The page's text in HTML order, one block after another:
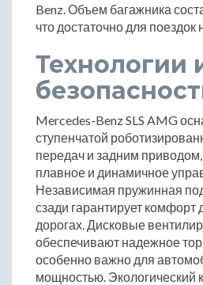
Benz. Объем багажника
что достаточно для
Технологии
Mercedes-Benz SLS AMG
ступенчатой
передач и задним
плавное и динамичное
Независимая пружинная
сзади гарантирует
дорогах. Дисковые
обеспечивают надежное
особенно важно для
мощностью. Экологический